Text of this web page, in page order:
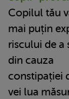
Copilul tău
mai puțin
riscului de a
din cauza
constipației
vei lua